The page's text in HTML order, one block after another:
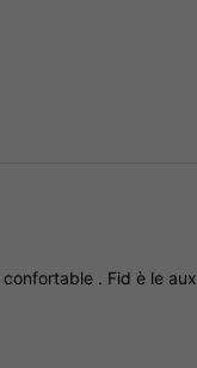
confortable . Fid è le aux